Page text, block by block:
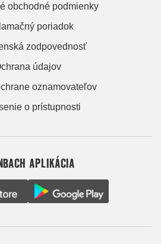
obchodné podmienky
poriadok
zodpovednosť
údajov
oznamovateľov
o prístupnosti
APLIKÁCIA